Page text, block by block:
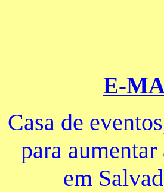
E-
Casa de
para
em